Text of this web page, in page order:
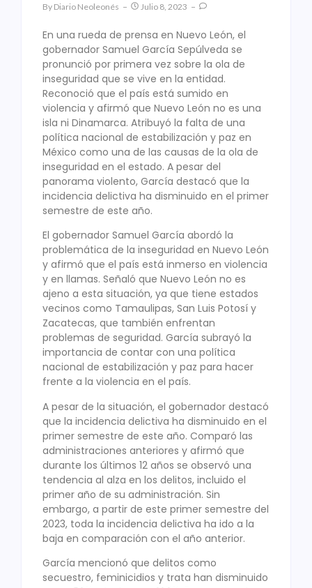
By Diario Neoleonés Julio 8, 2023
En una rueda de prensa en Nuevo León, el
gobernador Samuel García Sepúlveda se
pronunció por primera vez sobre la ola de
inseguridad que se vive en la entidad.
Reconoció que el país está sumido en
violencia y afirmó que Nuevo León no es una
isla ni Dinamarca. Atribuyó la falta de una
política nacional de estabilización y paz en
México como una de las causas de la ola de
inseguridad en el estado. A pesar del
panorama violento, García destacó que la
incidencia delictiva ha disminuido en el primer
semestre de este año.
El gobernador Samuel García abordó la
problemática de la inseguridad en Nuevo León
y afirmó que el país está inmerso en violencia
y en llamas. Señaló que Nuevo León no es
ajeno a esta situación, ya que tiene estados
vecinos como Tamaulipas, San Luis Potosí y
Zacatecas, que también enfrentan
problemas de seguridad. García subrayó la
importancia de contar con una política
nacional de estabilización y paz para hacer
frente a la violencia en el país.
A pesar de la situación, el gobernador destacó
que la incidencia delictiva ha disminuido en el
primer semestre de este año. Comparó las
administraciones anteriores y afirmó que
durante los últimos 12 años se observó una
tendencia al alza en los delitos, incluido el
primer año de su administración. Sin
embargo, a partir de este primer semestre del
2023, toda la incidencia delictiva ha ido a la
baja en comparación con el año anterior.
García mencionó que delitos como
secuestro, feminicidios y trata han disminuido